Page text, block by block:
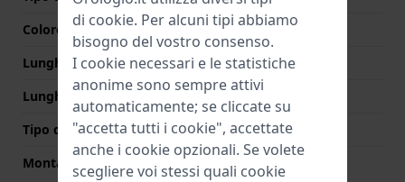
Colore Chiusura
N/D
Lunghezza Parte Superiore
75 mm
Lunghezza Parte Inferiore
115 mm
Tipo di montatura
Perni a molla
Montatura dritta
di cookie. Per alcuni tipi abbiamo
bisogno del vostro consenso.
I cookie necessari e le statistiche
anonime sono sempre attivi
automaticamente; se cliccate su
"accetta tutti i cookie", accettate
anche i cookie opzionali. Se volete
scegliere voi stessi quali cookie